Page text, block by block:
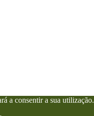
a consentir a sua utilização.